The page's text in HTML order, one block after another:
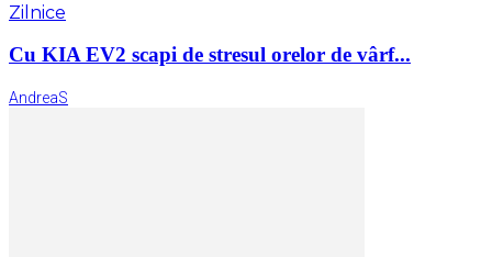
Zilnice
Cu KIA EV2 scapi de stresul orelor de vârf...
AndreaS